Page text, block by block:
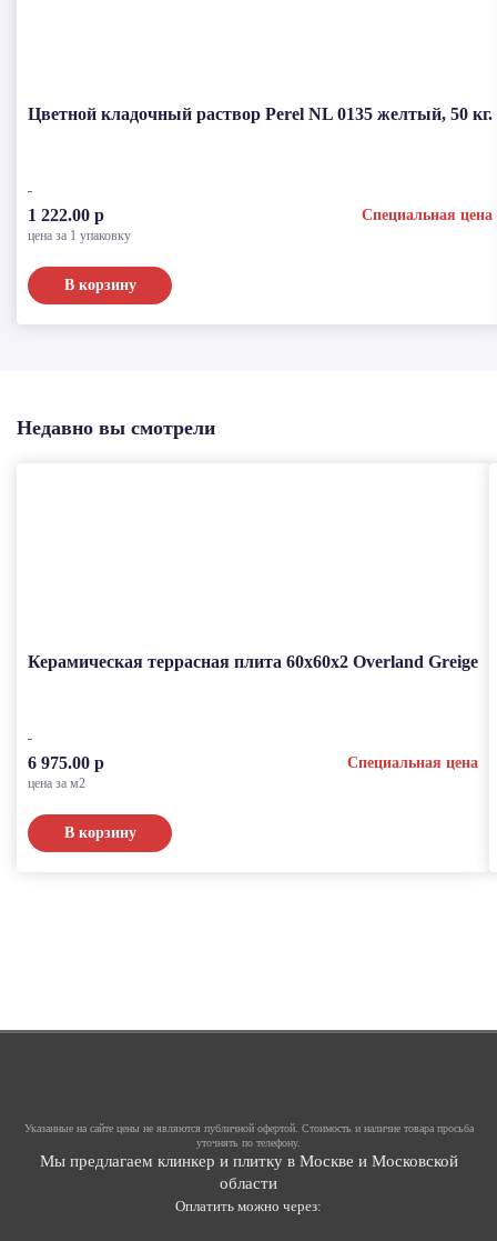
Цветной кладочный раствор Perel NL 0135 желтый, 50 кг.
1 222.00 р Специальная цена
цена за 1 упаковку
В корзину
Недавно вы смотрели
Керамическая террасная плита 60x60x2 Overland Greige
6 975.00 р Специальная цена
цена за м2
В корзину
Указанные на сайте цены не являются публичной офертой. Стоимость и наличие товара просьба
уточнять по телефону.
Мы предлагаем клинкер и плитку в Москве и Московской
области
Оплатить можно через: